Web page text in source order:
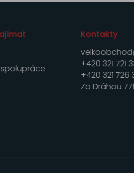
Kontakty
+420 321 721
+420 321 726
Za Dráhou